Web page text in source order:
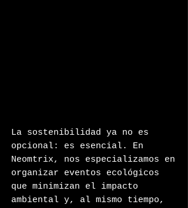
La sostenibilidad ya no es
opcional: es esencial. En
Neomtrix, nos especializamos en
organizar eventos ecológicos
que minimizan el impacto
ambiental y, al mismo tiempo,